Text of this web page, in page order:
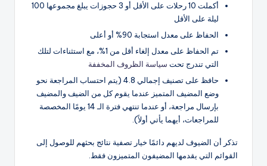
أكملت 10 رحلات على الأقل أو 3 حجوزات يبلغ مجموعها 100
ليلة على الأقل
الحفاظ على معدل استجابة 90% أو أعلى
تم الحفاظ على معدل إلغاء أقل من 1%، مع استثناءات لتلك
التي تندرج تحت سياسة الظروف المخففة
حافظ على تصنيف إجمالي 4.8 (يتم احتساب المراجعة نحو
وضع المضيف المتميز عندما يقوم كل من الضيف والمضيف
بإرسال مراجعة، أو عندما تنتهي فترة الـ 14 يومًا المخصصة
للمراجعات، أيهما يأتي أولاً).
تذكر أن الضيوف لديهم دائمًا خيار تصفية نتائج بحثهم للوصول إلى
القوائم التي يقدمها المضيفون المتميزون فقط.